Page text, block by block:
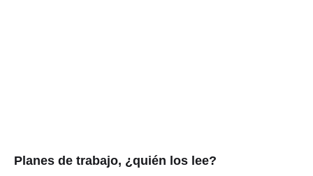
Planes de trabajo, ¿quién los lee?